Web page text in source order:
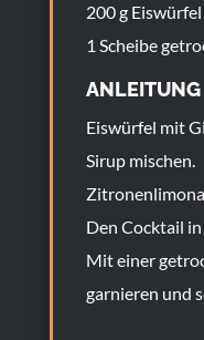
200 g Eiswürfel
1 Scheibe
ANLEITUNG
Eiswürfel mit
Sirup mischen.
Den Cocktail
Mit einer
garnieren und